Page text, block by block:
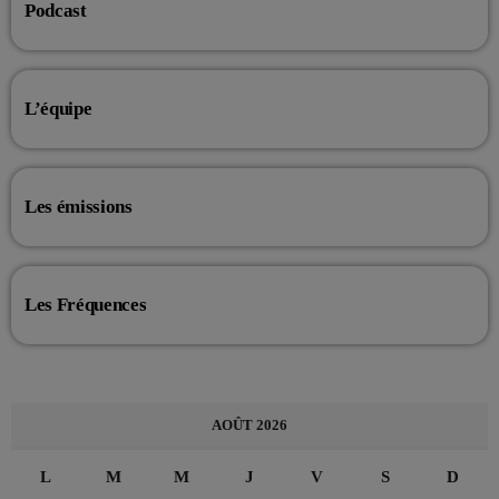
Podcast
L’équipe
Les émissions
Les Fréquences
AOÛT 2026
L M M J V S D